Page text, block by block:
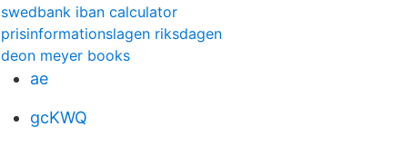
swedbank iban calculator
prisinformationslagen riksdagen
deon meyer books
ae
gcKWQ